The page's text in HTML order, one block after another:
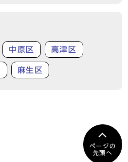
中原区 高津区
麻生区
ページの
先頭へ